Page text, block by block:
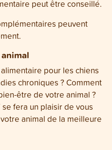
peut être conseillé.
peuvent
pour les chiens
chroniques ? Comment
être de votre animal ?
fera un plaisir de vous
animal de la meilleure